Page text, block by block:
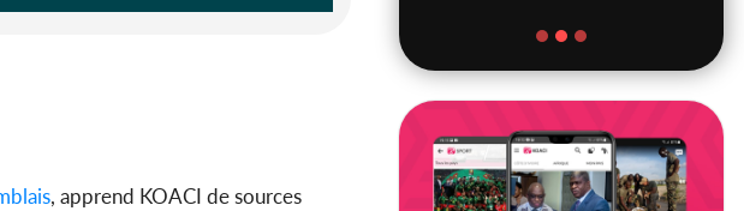
, apprend KOACI de sources